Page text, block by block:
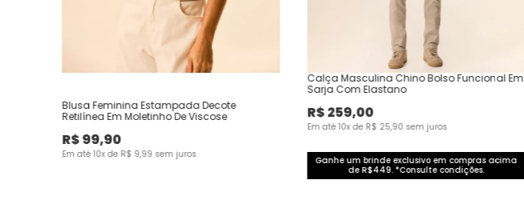
Blusa Feminina Estampada Decote
Retilínea Em Moletinho De Viscose
R$99,90
Em até10x de R$ 9,99 sem juros
Calça Masculina Chino Bolso Funcional Em
Sarja Com Elastano
R$259,00
Em até10x de R$ 25,90 sem juros
Ganhe um brinde exclusivo em compras acima
de R$449. *Consulte condições.